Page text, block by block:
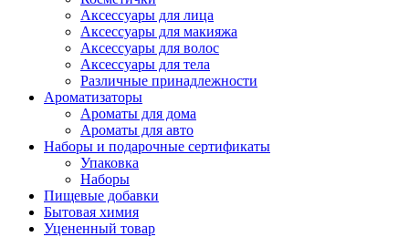
Аксессуары для лица
Аксессуары для макияжа
Аксессуары для волос
Аксессуары для тела
Различные принадлежности
Ароматизаторы
Ароматы для дома
Ароматы для авто
Наборы и подарочные сертификаты
Упаковка
Наборы
Пищевые добавки
Бытовая химия
Уцененный товар